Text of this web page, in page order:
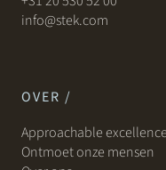
info@stek.com
OVER /
Approachable excellence
Ontmoet onze mensen